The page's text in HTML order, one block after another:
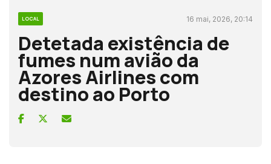
LOCAL 16 mai, 2026, 20:14
Detetada existência de
fumes num avião da
Azores Airlines com
destino ao Porto